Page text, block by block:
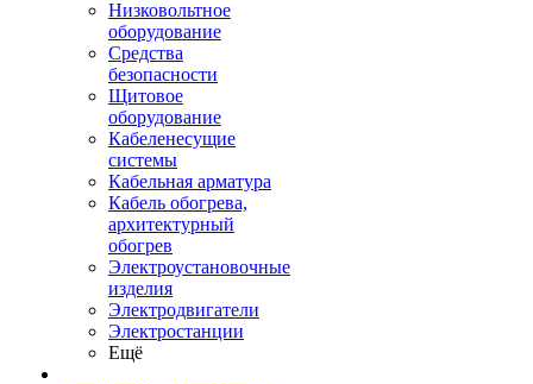
Низковольтное
оборудование
Средства
безопасности
Щитовое
оборудование
Кабеленесущие
системы
Кабельная арматура
Кабель обогрева,
архитектурный
обогрев
Электроустановочные
изделия
Электродвигатели
Электростанции
Ещё